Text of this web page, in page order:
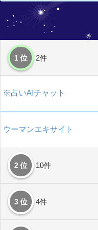
1 位 2件
※占いAIチャット
ウーマンエキサイト
2 位 10件
3 位 4件